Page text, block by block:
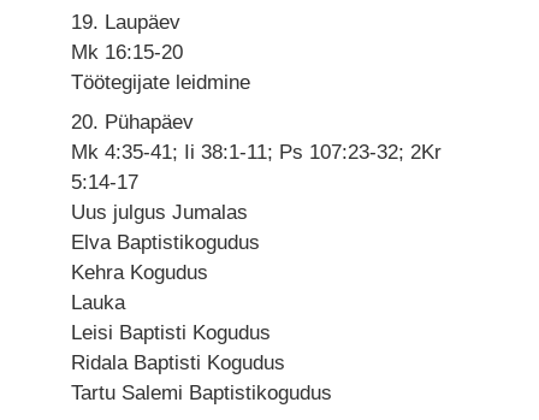
19. Laupäev
Mk 16:15-20
Töötegijate leidmine
20. Pühapäev
Mk 4:35-41; Ii 38:1-11; Ps 107:23-32; 2Kr
5:14-17
Uus julgus Jumalas
Elva Baptistikogudus
Kehra Kogudus
Lauka
Leisi Baptisti Kogudus
Ridala Baptisti Kogudus
Tartu Salemi Baptistikogudus